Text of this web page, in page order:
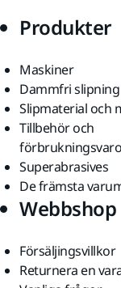
Produkter
Maskiner
Dammfri slipning
Slipmaterial och
Tillbehör och
Superabrasives
De främsta
Webbshop
Försäljingsvillkor
Returnera en